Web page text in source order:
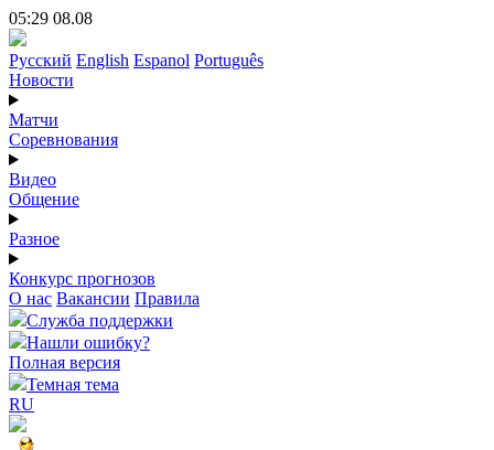
05:29 08.08
Русский English Espanol Português
Новости
Матчи
Соревнования
Видео
Общение
Разное
Конкурс прогнозов
О нас Вакансии Правила
Служба поддержки
Нашли ошибку?
Полная версия
Темная тема
RU